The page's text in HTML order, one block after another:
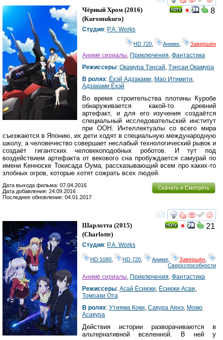
смотреть
8
Чёрный Хром (2016)
(Kuromukuro)
Студия: P.A. Works
HD 720 Аниме Завершён
Аниме сериалы, Приключения, Фантастика
Режиссеры: Окамура Тэнсай, Тэнсаи Окамура
В ролях: Ёхэй Адзаками, Мао Итимити,
Адзаками Ёхэй
Во время строительства плотины Куробе
обнаруживается какой-то древний
артефакт, и для его изучения создаётся
специальный исследовательский институт
при ООН. Интеллектуалы со всего мира
съезжаются в Японию, их дети ходят в специальную международную
школу, а человечество совершает неслабый технологический рывок и
создаёт гигантских человекоподобных роботов. И тут под
воздействием артефакта от векового сна пробуждается самурай по
имени Кенноске Токисада Оума, рассказывающий всем про каких-то
злобных огров, которые хотят сожрать всех людей.
Скачать и Смотреть
Дата выхода фильма: 07.04.2016
Дата добавления: 24.09.2016
Последнее обновление: 04.01.2017
смотреть
21
Шарлотта (2015)
(Charlotte)
Студия: P.A. Works
HD 1080 HD 720 Аниме Завершён
Сверхспособности
Аниме сериалы, Приключения, Фантастика
Режиссеры: Асай Ёсиюки, Ёсиюки Асаи,
Томоаки Ота
В ролях: Утияма Коки, Сакура Аянэ, Момо
Асакура
Действия истории разворачиваются в
альтернативной вселенной. В ней у